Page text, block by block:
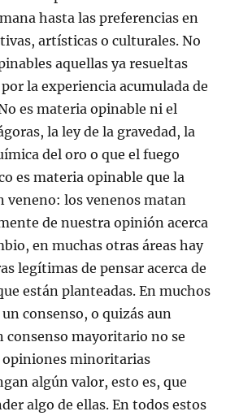
hasta las preferencias en
artísticas o culturales. No
aquellas ya resueltas
la experiencia acumulada de
es materia opinable ni el
la ley de la gravedad, la
del oro o que el fuego
es materia opinable que la
veneno: los venenos matan
de nuestra opinión acerca
en muchas otras áreas hay
legítimas de pensar acerca de
están planteadas. En muchos
consenso, o quizás aun
consenso mayoritario no se
opiniones minoritarias
algún valor, esto es, que
algo de ellas. En todos estos